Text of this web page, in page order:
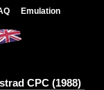
Emulation
CPC (1988)